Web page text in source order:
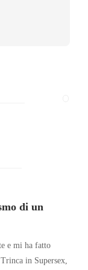
di un
e mi ha fatto
in Supersex,